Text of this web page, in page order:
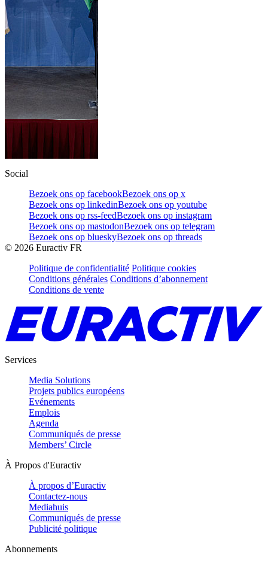
Social
Bezoek ons op facebookBezoek ons op x
Bezoek ons op linkedinBezoek ons op youtube
Bezoek ons op rss-feedBezoek ons op instagram
Bezoek ons op mastodonBezoek ons op telegram
Bezoek ons op blueskyBezoek ons op threads
© 2026 Euractiv FR
Politique de confidentialité Politique cookies
Conditions générales Conditions d’abonnement
Conditions de vente
Services
Media Solutions
Projets publics européens
Evénements
Emplois
Agenda
Communiqués de presse
Members’ Circle
À Propos d'Euractiv
À propos d’Euractiv
Contactez-nous
Mediahuis
Communiqués de presse
Publicité politique
Abonnements